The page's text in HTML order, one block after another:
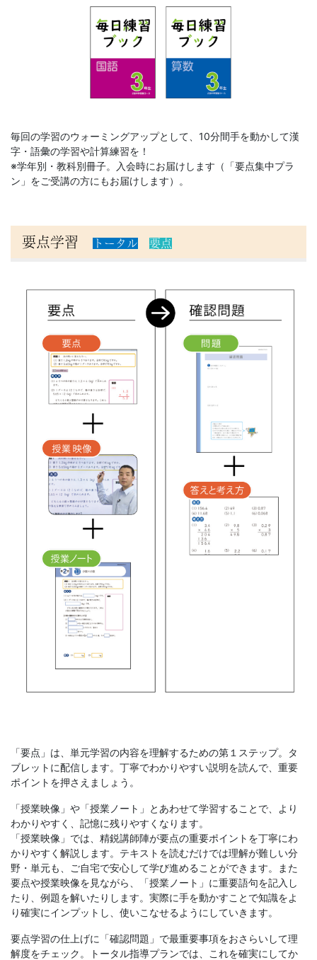
員
し
中
学
学
の
入
試
に
合
格
毎回の学習のウォーミングアップとして、10分間手を動かして漢
字・語彙の学習や計算練習を！
※学年別・教科別冊子。入会時にお届けします（「要点集中プラ
ン」をご受講の方にもお届けします）。
要点学習 トータル 要点
「要点」は、単元学習の内容を理解するための第１ステップ。タ
ブレットに配信します。丁寧でわかりやすい説明を読んで、重要
ポイントを押さえましょう。
「授業映像」や「授業ノート」とあわせて学習することで、より
わかりやすく、記憶に残りやすくなります。
「授業映像」では、精鋭講師陣が要点の重要ポイントを丁寧にわ
かりやすく解説します。テキストを読むだけでは理解が難しい分
野・単元も、ご自宅で安心して学び進めることができます。また
要点や授業映像を見ながら、「授業ノート」に重要語句を記入し
たり、例題を解いたりします。実際に手を動かすことで知識をよ
り確実にインプットし、使いこなせるようにしていきます。
要点学習の仕上げに「確認問題」で最重要事項をおさらいして理
解度をチェック。トータル指導プランでは、これを確実にしてか